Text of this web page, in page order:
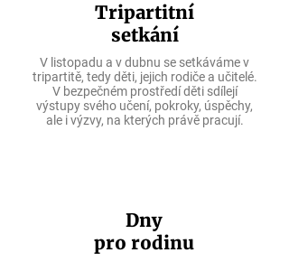
Tripartitní
setkání
V listopadu a v dubnu se setkáváme v
tripartitě, tedy děti, jejich rodiče a učitelé.
Vbezpečném prostředí děti sdílejí
výstupy svého učení, pokroky, úspěchy,
ale i výzvy, na kterých právě pracují.
Dny
pro rodinu